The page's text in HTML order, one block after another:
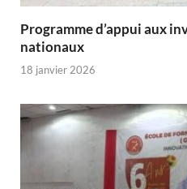
Programme d’appui aux
nationaux
18 janvier 2026